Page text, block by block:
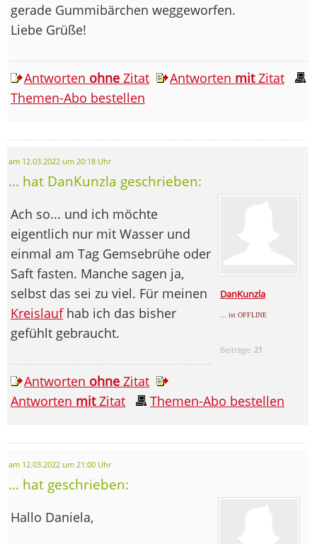
gerade Gummibärchen weggeworfen.
Liebe Grüße!
Antworten ohne Zitat Antworten mitZitat
Themen-Abo bestellen
am 12.03.2022 um 20:18 Uhr
... hat DanKunzla geschrieben:
DanKunzla
... ist OFFLINE
Beiträge: 21
Ach so... und ich möchte
eigentlich nur mit Wasser und
einmal am Tag Gemsebrühe oder
Saft fasten. Manche sagen ja,
selbst das sei zu viel. Für meinen
Kreislaufhab ich das bisher
gefühlt gebraucht.
Antworten ohne Zitat
Antworten mitZitat Themen-Abo bestellen
am 12.03.2022 um 21:00 Uhr
... hat geschrieben:
Hallo Daniela,